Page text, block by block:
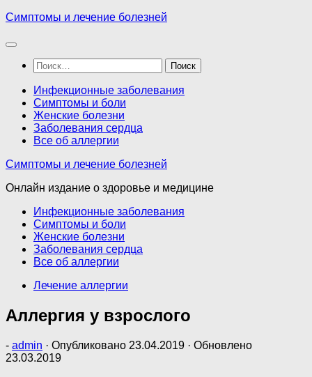
Перейти
содержимому
Симптомы и лечение болезней
Найти:
Инфекционные заболевания
Симптомы и боли
Женские болезни
Заболевания сердца
Все об аллергии
Симптомы и лечение болезней
Онлайн издание о здоровье и медицине
Инфекционные заболевания
Симптомы и боли
Женские болезни
Заболевания сердца
Все об аллергии
Лечение аллергии
Аллергия у взрослого
- admin · Опубликовано 23.04.2019 · Обновлено
23.03.2019